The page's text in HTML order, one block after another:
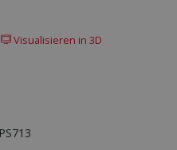
Visualisieren in 3D